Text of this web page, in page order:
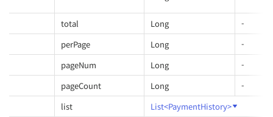
total Long
-
perPage
Long
-
pageNum
Long
-
pageCount
Long
-
list
List<PaymentHistory>